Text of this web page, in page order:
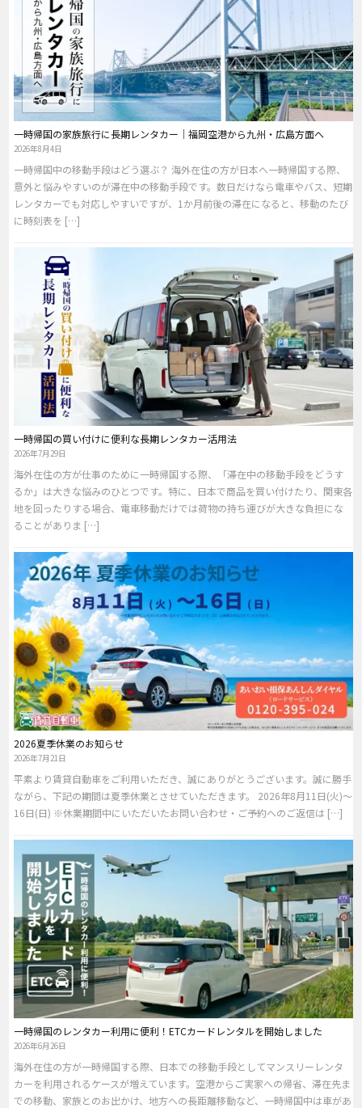
一時帰国の家族旅行に長期レンタカー｜福岡空港から九州・広島方面へ
2026年8月4日
一時帰国中の移動手段はどう選ぶ？ 海外在住の方が日本へ一時帰国する際、
意外と悩みやすいのが滞在中の移動手段です。数日だけなら電車やバス、短期
レンタカーでも対応しやすいですが、1か月前後の滞在になると、移動のたび
に時刻表を […]
一時帰国の買い付けに便利な長期レンタカー活用法
2026年7月29日
海外在住の方が仕事のために一時帰国する際、「滞在中の移動手段をどうす
るか」は大きな悩みのひとつです。特に、日本で商品を買い付けたり、関東各
地を回ったりする場合、電車移動だけでは荷物の持ち運びが大きな負担にな
ることがありま […]
2026夏季休業のお知らせ
2026年7月21日
平素より賃貸自動車をご利用いただき、誠にありがとうございます。誠に勝手
ながら、下記の期間は夏季休業とさせていただきます。 2026年8月11日(火)～
16日(日) ※休業期間中にいただいたお問い合わせ・ご予約へのご返信は […]
一時帰国のレンタカー利用に便利！ETCカードレンタルを開始しました
2026年6月26日
海外在住の方が一時帰国する際、日本での移動手段としてマンスリーレンタ
カーを利用されるケースが増えています。空港からご実家への帰省、滞在先ま
での移動、家族とのお出かけ、地方への長距離移動など、一時帰国中は車があ